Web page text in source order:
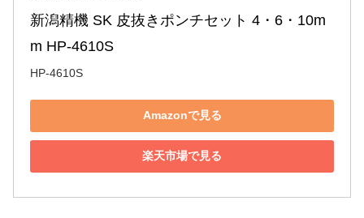
新潟精機 SK 皮抜きポンチセット 4・6・10m
m HP-4610S
HP-4610S
Amazonで見る
楽天市場で見る